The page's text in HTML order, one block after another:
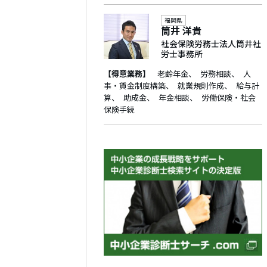
筒井 洋貴
福岡県
社会保険労務士法人筒井社
労士事務所
【得意業務】 老齢年金 労務相談
人
事・賃金制度構築
就業規則作成
給与計
算
助成金 年金相談
労働保険・社会
保険手続